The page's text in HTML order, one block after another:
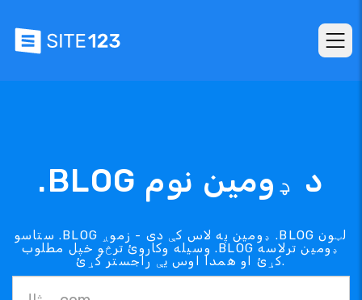
.BLOG د ډومین نوم
ستاسو .BLOG ډومین په لاس کې دی - زموږ .BLOG لټون
وسیله وکاروئ ترڅو خپل مطلوب .BLOG ډومین ترلاسه
کړئ او همدا اوس یې راجستر کړئ.